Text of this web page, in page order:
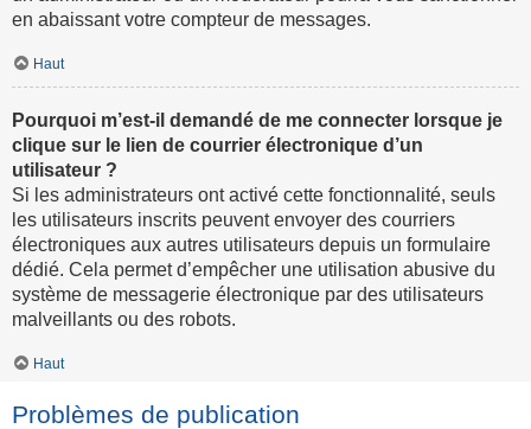
en abaissant votre compteur de messages.
Haut
Pourquoi m’est-il demandé de me connecter lorsque je
clique sur le lien de courrier électronique d’un
utilisateur ?
Si les administrateurs ont activé cette fonctionnalité, seuls
les utilisateurs inscrits peuvent envoyer des courriers
électroniques aux autres utilisateurs depuis un formulaire
dédié. Cela permet d’empêcher une utilisation abusive du
système de messagerie électronique par des utilisateurs
malveillants ou des robots.
Haut
Problèmes de publication